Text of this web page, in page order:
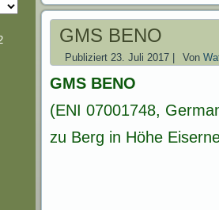
GMS BENO
Publiziert 23. Juli 2017 Von
GMS BENO
(ENI 07001748,
zu Berg in Höhe